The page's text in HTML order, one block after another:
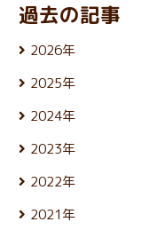
過去の記事
2026年
7月 (25)
6月 (26)
4月 (22)
2月 (21)
2025年
11月 (21)
10月 (25)
8月 (24)
6月 (23)
2024年
11月 (22)
10月 (25)
8月 (25)
2023年
11月 (24)
10月 (24)
2022年
11月 (24)
2021年